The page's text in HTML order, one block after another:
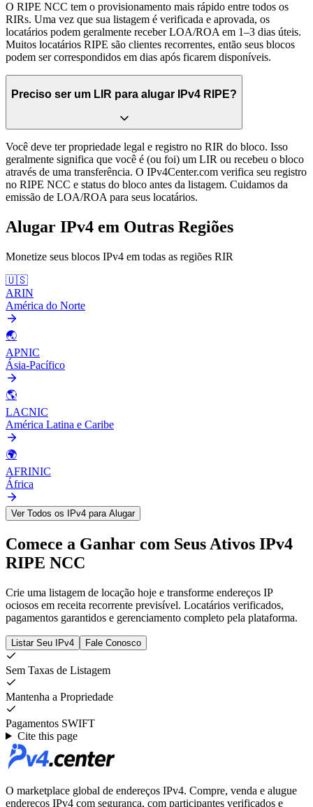
O RIPE NCC tem o provisionamento mais rápido entre todos os
RIRs. Uma vez que sua listagem é verificada e aprovada, os
locatários podem geralmente receber LOA/ROA em 1–3 dias úteis.
Muitos locatários RIPE são clientes recorrentes, então seus blocos
podem ser correspondidos em dias após ficarem disponíveis.
Preciso ser um LIR para alugar IPv4 RIPE?
Você deve ter propriedade legal e registro no RIR do bloco. Isso
geralmente significa que você é (ou foi) um LIR ou recebeu o bloco
através de uma transferência. O IPv4Center.com verifica seu registro
no RIPE NCC e status do bloco antes da listagem. Cuidamos da
emissão de LOA/ROA para seus locatários.
Alugar IPv4 em Outras Regiões
Monetize seus blocos IPv4 em todas as regiões RIR
🇺🇸
ARIN
América do Norte
🌏
APNIC
Ásia-Pacífico
🌎
LACNIC
América Latina e Caribe
🌍
AFRINIC
África
Ver Todos os IPv4 para Alugar
Comece a Ganhar com Seus Ativos IPv4
RIPE NCC
Crie uma listagem de locação hoje e transforme endereços IP
ociosos em receita recorrente previsível. Locatários verificados,
pagamentos garantidos e gerenciamento completo pela plataforma.
Listar Seu IPv4 Fale Conosco
Sem Taxas de Listagem
Mantenha a Propriedade
Pagamentos SWIFT
Cite this page
O marketplace global de endereços IPv4. Compre, venda e alugue
endereços IPv4 com segurança, com participantes verificados e